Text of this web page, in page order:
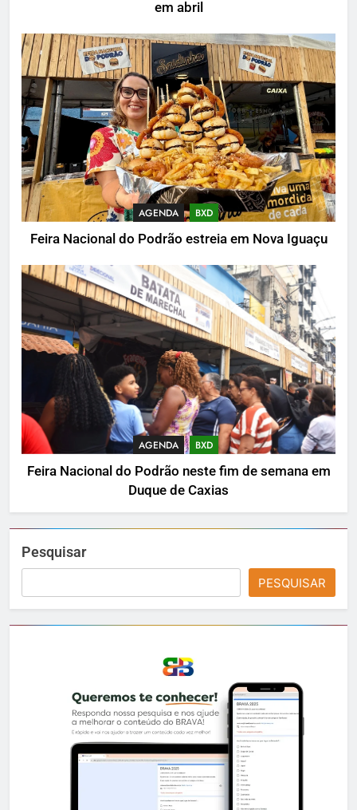
em abril
AGENDA BXD
Feira Nacional do Podrão estreia em Nova Iguaçu
AGENDA BXD
Feira Nacional do Podrão neste fim de semana em
Duque de Caxias
Pesquisar
PESQUISAR